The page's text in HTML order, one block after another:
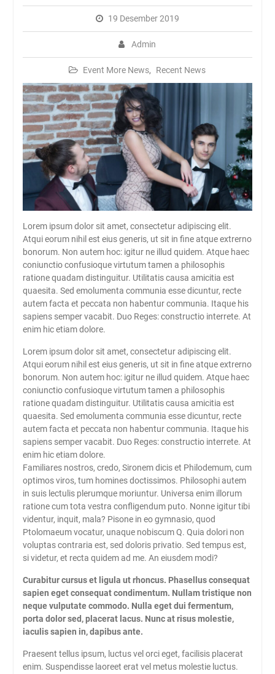
SMAN Rambipuji Ke – 39
JADWAL SPMB 2026/2027
19 Desember 2019
Admin
Event More News, Recent News
Lorem ipsum dolor sit amet, consectetur adipiscing elit.
Atqui eorum nihil est eius generis, ut sit in fine atque extrerno
bonorum. Non autem hoc: igitur ne illud quidem. Atque haec
coniunctio confusioque virtutum tamen a philosophis
ratione quadam distinguitur. Utilitatis causa amicitia est
quaesita. Sed emolumenta communia esse dicuntur, recte
autem facta et peccata non habentur communia. Itaque his
sapiens semper vacabit. Duo Reges: constructio interrete. At
enim hic etiam dolore.
Lorem ipsum dolor sit amet, consectetur adipiscing elit.
Atqui eorum nihil est eius generis, ut sit in fine atque extrerno
bonorum. Non autem hoc: igitur ne illud quidem. Atque haec
coniunctio confusioque virtutum tamen a philosophis
ratione quadam distinguitur. Utilitatis causa amicitia est
quaesita. Sed emolumenta communia esse dicuntur, recte
autem facta et peccata non habentur communia. Itaque his
sapiens semper vacabit. Duo Reges: constructio interrete. At
enim hic etiam dolore.
Familiares nostros, credo, Sironem dicis et Philodemum, cum
optimos viros, tum homines doctissimos. Philosophi autem
in suis lectulis plerumque moriuntur. Universa enim illorum
ratione cum tota vestra confligendum puto. Nonne igitur tibi
videntur, inquit, mala? Pisone in eo gymnasio, quod
Ptolomaeum vocatur, unaque nobiscum Q. Quia dolori non
voluptas contraria est, sed doloris privatio. Sed tempus est,
si videtur, et recta quidem ad me. An eiusdem modi?
Curabitur cursus et ligula ut rhoncus. Phasellus consequat
sapien eget consequat condimentum. Nullam tristique non
neque vulputate commodo. Nulla eget dui fermentum,
porta dolor sed, placerat lacus. Nunc at risus molestie,
iaculis sapien in, dapibus ante.
Praesent tellus ipsum, luctus vel orci eget, facilisis placerat
enim. Suspendisse laoreet erat vel metus molestie luctus.